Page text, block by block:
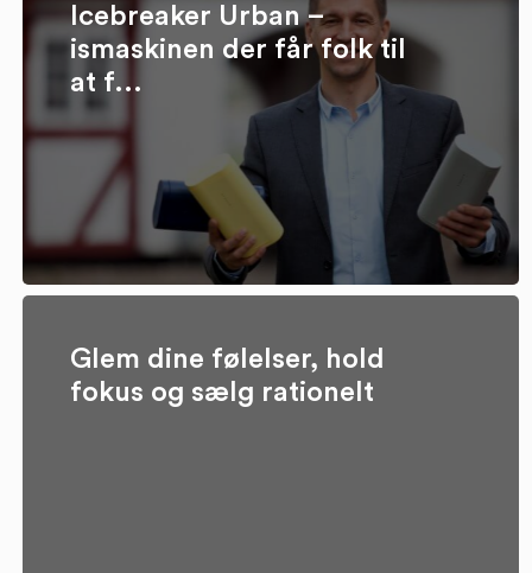
Icebreaker Urban –
ismaskinen der får folk til
at f...
Glem dine følelser, hold
fokus og sælg rationelt